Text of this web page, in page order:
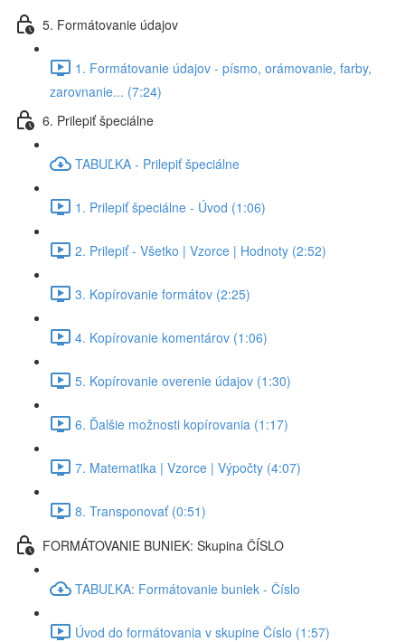
5. Formátovanie údajov
1. Formátovanie údajov - písmo, orámovanie, farby,
zarovnanie... (7:24)
6. Prilepiť špeciálne
TABUĽKA - Prilepiť špeciálne
1. Prilepiť špeciálne - Úvod (1:06)
2. Prilepiť - Všetko | Vzorce | Hodnoty (2:52)
3. Kopírovanie formátov (2:25)
4. Kopírovanie komentárov (1:06)
5. Kopírovanie overenie údajov (1:30)
6. Ďalšie možnosti kopírovania (1:17)
7. Matematika | Vzorce | Výpočty (4:07)
8. Transponovať (0:51)
FORMÁTOVANIE BUNIEK: Skupina ČÍSLO
TABUĽKA: Formátovanie buniek - Číslo
Úvod do formátovania v skupine Číslo (1:57)